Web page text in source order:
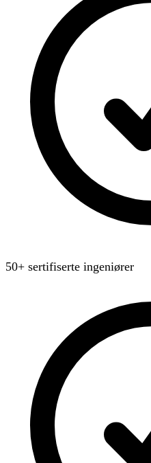
50+ sertifiserte ingeniører